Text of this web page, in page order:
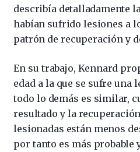
describía detalladamente
habían sufrido lesiones a
patrón de recuperación y
En su trabajo, Kennard
edad a la que se sufre
todo lo demás es similar,
resultado y la
lesionadas están menos
por tanto es más probable